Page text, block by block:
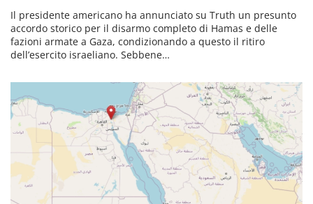
Il presidente americano ha annunciato su Truth un presunto
accordo storico per il disarmo completo di Hamas e delle
fazioni armate a Gaza, condizionando a questo il ritiro
dell’esercito israeliano. Sebbene…